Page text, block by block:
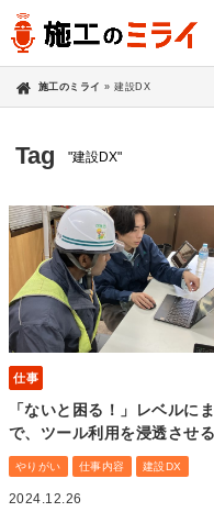
施工のミライ »建設DX
Tag "建設DX"
仕事
「ないと困る！」レベルにま
で、ツール利用を浸透させる
やりがい 仕事内容 建設DX
2024.12.26